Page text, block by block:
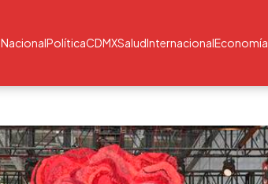
NacionalPolíticaCDMXSaludInternacionalEconomía